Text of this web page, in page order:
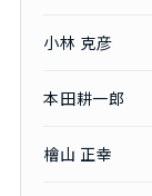
小林 克彦
本田耕一郎
檜山 正幸